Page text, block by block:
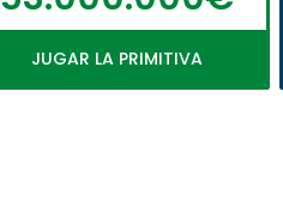
JUGAR LA PRIMITIVA